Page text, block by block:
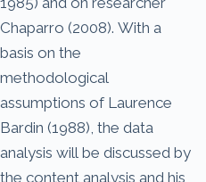
Chaparro (2008). With a
basis on the
methodological
assumptions of Laurence
Bardin (1988), the data
analysis will be discussed by
the content analysis and his